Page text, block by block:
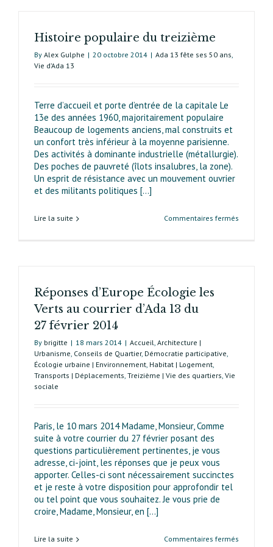
Histoire populaire du treizième
By Alex Gulphe | 20 octobre 2014 | Ada 13 fête ses 50 ans,
Vie d’Ada 13
Terre d’accueil et porte d’entrée de la capitale Le
13e des années 1960, majoritairement populaire
Beaucoup de logements anciens, mal construits et
un confort très inférieur à la moyenne parisienne.
Des activités à dominante industrielle (métallurgie).
Des poches de pauvreté (îlots insalubres, la zone).
Un esprit de résistance avec un mouvement ouvrier
et des militants politiques [...]
Lire la suite Commentaires fermés
Réponses d’Europe Écologie les
Verts au courrier d’Ada 13 du
27 février 2014
By brigitte | 18 mars 2014 | Accueil, Architecture |
Urbanisme, Conseils de Quartier, Démocratie participative,
Écologie urbaine | Environnement, Habitat | Logement,
Transports | Déplacements, Treizième | Vie des quartiers, Vie
sociale
Paris, le 10 mars 2014 Madame, Monsieur, Comme
suite à votre courrier du 27 février posant des
questions particulièrement pertinentes, je vous
adresse, ci-joint, les réponses que je peux vous
apporter. Celles-ci sont nécessairement succinctes
et je reste à votre disposition pour approfondir tel
ou tel point que vous souhaitez. Je vous prie de
croire, Madame, Monsieur, en [...]
Lire la suite Commentaires fermés